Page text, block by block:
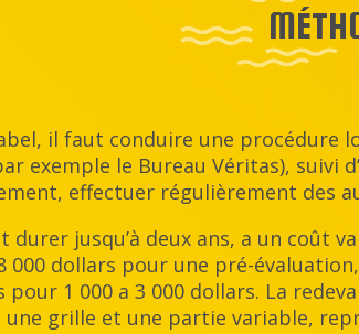
il faut conduire une procédure
exemple le Bureau Véritas), suivi
effectuer régulièrement des
durer jusqu’à deux ans, a un coût
dollars pour une pré-
1 000 a 3 000 dollars. La
grille et une partie variable,